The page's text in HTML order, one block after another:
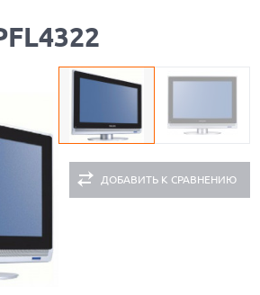
ДОБАВИТЬ К СРАВНЕНИЮ